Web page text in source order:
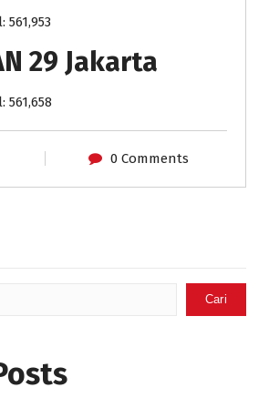
29 Jakarta
0 Comments
Cari